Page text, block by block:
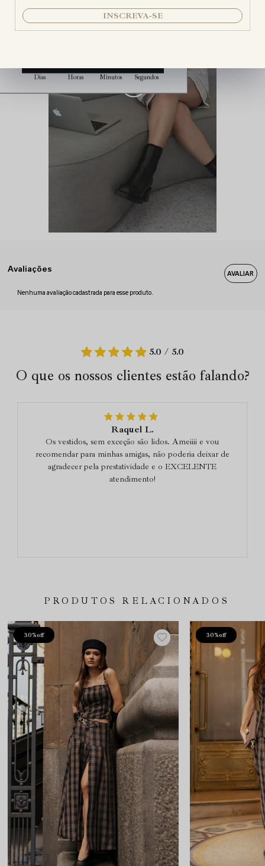
Avaliações
Nenhuma avaliação cadastrada para esse produto.
5.0 / 5.0
O que os nossos clientes estão falando?
Raquel L.
Os vestidos, sem exceção são lidos. Ameiiii e vou
recomendar para minhas amigas, não poderia deixar de
agradecer pela prestatividade e o EXCELENTE
atendimento!
PRODUTOS RELACIONADOS
30%off 30%off
INSCREVA-SE
A OFERTA ENCERRA EM:
Dias Horas Minutos Segundos